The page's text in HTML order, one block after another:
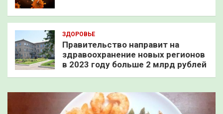
ЗДОРОВЬЕ
Правительство направит на
здравоохранение новых регионов
в 2023 году больше 2 млрд рублей